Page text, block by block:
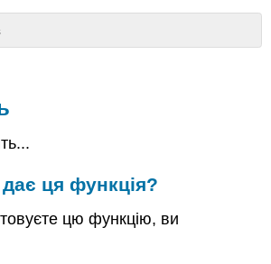
ця функція?
цю функцію, ви